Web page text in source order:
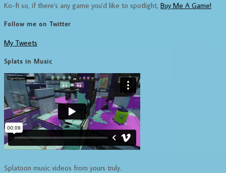
Ko-fi so, if there's any game you'd like to spotlight, Buy Me A Game!
Follow me on Twitter
My Tweets
Splats in Music
Splatoon music videos from yours truly.